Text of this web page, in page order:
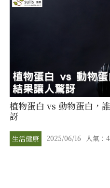
植物蛋白 vs 動物蛋白，
訝
生活健康 2025/06/16 人氣：